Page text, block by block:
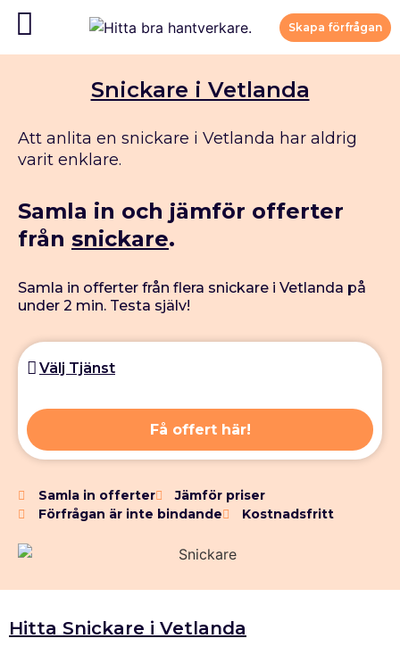
Skapa förfrågan
Snickare i Vetlanda
Att anlita en snickare i Vetlanda har aldrig
varit enklare.
Samla in och jämför offerter
från snickare.
Samla in offerter från flera snickare i Vetlanda på
under 2 min. Testa själv!
Få offert här!
Samla in offerter
Jämför priser
Förfrågan är inte bindande
Kostnadsfritt
Hitta Snickare i Vetlanda